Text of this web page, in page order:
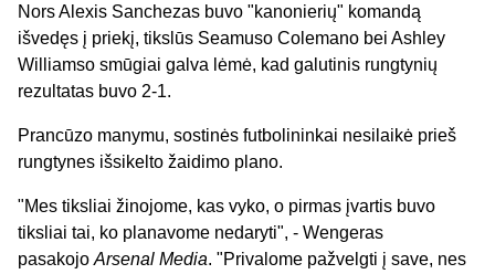
Nors Alexis Sanchezas buvo "kanonierių" komandą
išvedęs į priekį, tikslūs Seamuso Colemano bei Ashley
Williamso smūgiai galva lėmė, kad galutinis rungtynių
rezultatas buvo 2-1.
Prancūzo manymu, sostinės futbolininkai nesilaikė prieš
rungtynes išsikelto žaidimo plano.
"Mes tiksliai žinojome, kas vyko, o pirmas įvartis buvo
tiksliai tai, ko planavome nedaryti", - Wengeras
pasakojo Arsenal Media. "Privalome pažvelgti į save, nes